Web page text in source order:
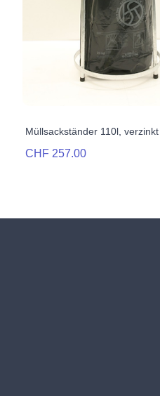
Müllsackständer 110l, verzinkt
CHF 257.00